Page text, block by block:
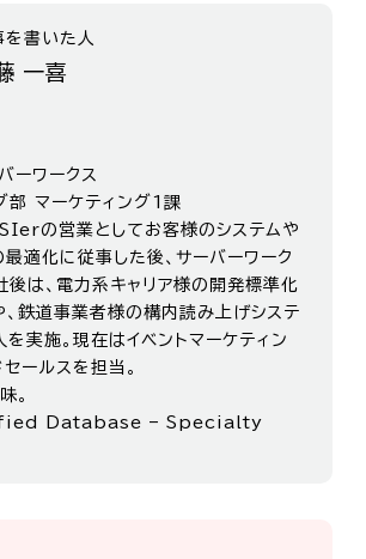
を書いた人
一喜
ーワークス
部 マーケティング1課
の営業としてお客様のシステムや
最適化に従事した後、サーバーワーク
後は、電力系キャリア様の開発標準化
、鉄道事業者様の構内読み上げシステ
を実施。現在はイベントマーケティン
セールスを担当。
。
Database – Specialty